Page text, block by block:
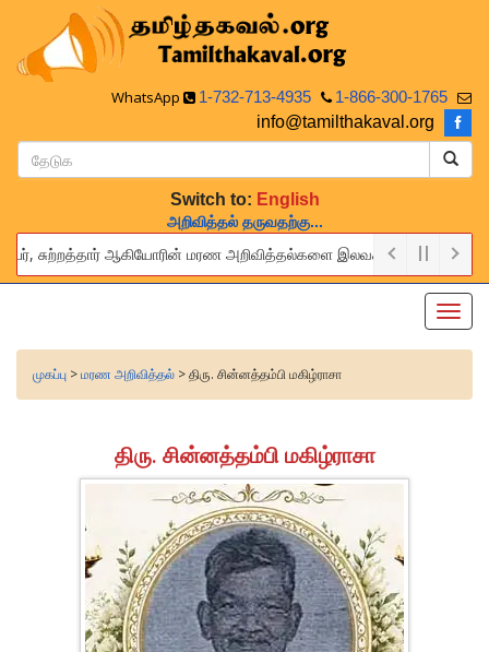
WhatsApp 1-732-713-4935
1-866-300-1765
info@tamilthakaval.org
Switch to: English
அறிவித்தல் தருவதற்கு...
சுற்றத்தார் ஆகியோரின் மரண அறிவித்தல்களை இலவசமாக நாங்கள்
provide this service to announce the obituaries of your relatives
முகப்பு >மரண அறிவித்தல் > திரு. சின்னத்தம்பி மகிழ்ராசா
திரு. சின்னத்தம்பி மகிழ்ராசா